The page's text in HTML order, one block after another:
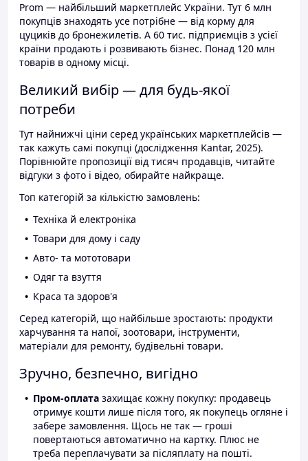
Prom — найбільший маркетплейс України. Тут 6 млн
покупців знаходять усе потрібне — від корму для
цуциків до бронежилетів. А 60 тис. підприємців з усієї
країни продають і розвивають бізнес. Понад 120 млн
товарів в одному місці.
Великий вибір — для будь-якої
потреби
Тут найнижчі ціни серед українських маркетплейсів —
так кажуть самі покупці (дослідження Kantar, 2025).
Порівнюйте пропозиції від тисяч продавців, читайте
відгуки з фото і відео, обирайте найкраще.
Топ категорій за кількістю замовлень:
Техніка й електроніка
Товари для дому і саду
Авто- та мототовари
Одяг та взуття
Краса та здоров'я
Серед категорій, що найбільше зростають: продукти
харчування та напої, зоотовари, інструменти,
матеріали для ремонту, будівельні товари.
Зручно, безпечно, вигідно
Пром-оплата захищає кожну покупку: продавець
отримує кошти лише після того, як покупець огляне і
забере замовлення. Щось не так — гроші
повертаються автоматично на картку. Плюс не
треба переплачувати за післяплату на пошті.